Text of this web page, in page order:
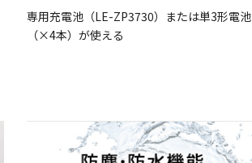
専用充電池（LE-ZP3730）または単3形電池
（×4本）が使える